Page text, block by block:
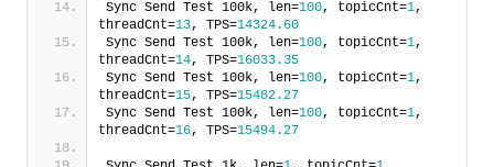
Sync Send Test 100k, len=100, topicCnt=1,
threadCnt=13, TPS=14324.60
Sync Send Test 100k, len=100, topicCnt=1,
threadCnt=14, TPS=16033.35
Sync Send Test 100k, len=100, topicCnt=1,
threadCnt=15, TPS=15482.27
Sync Send Test 100k, len=100, topicCnt=1,
threadCnt=16, TPS=15494.27